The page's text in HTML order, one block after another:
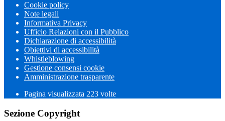
Cookie policy
Note legali
Informativa Privacy
Ufficio Relazioni con il Pubblico
Dichiarazione di accessibilità
Obiettivi di accessibilità
Whistleblowing
Gestione consensi cookie
Amministrazione trasparente
Pagina visualizzata 223 volte
Sezione Copyright